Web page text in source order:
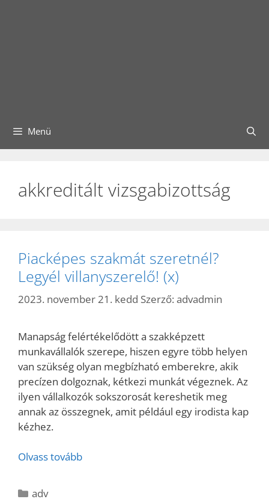
Menü
akkreditált vizsgabizottság
Piacképes szakmát szeretnél?
Legyél villanyszerelő! (x)
2023. november 21. kedd Szerző: advadmin
Manapság felértékelődött a szakképzett
munkavállalók szerepe, hiszen egyre több helyen
van szükség olyan megbízható emberekre, akik
precízen dolgoznak, kétkezi munkát végeznek. Az
ilyen vállalkozók sokszorosát kereshetik meg
annak az összegnek, amit például egy irodista kap
kézhez.
Olvass tovább
Kategória
adv